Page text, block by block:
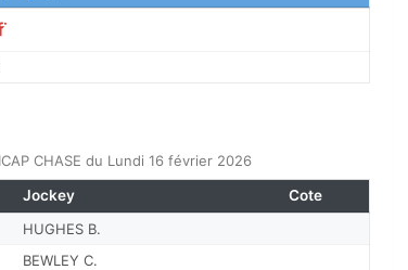
CHASE du Lundi 16 février 2026
HUGHES B.
BEWLEY C.
Jockey Cote